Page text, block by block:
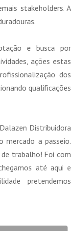
stakeholders. A
e busca por
ações estas
dos
qualificações
Distribuidora
mercado a passeio.
trabalho! Foi com
até aqui e
pretendemos